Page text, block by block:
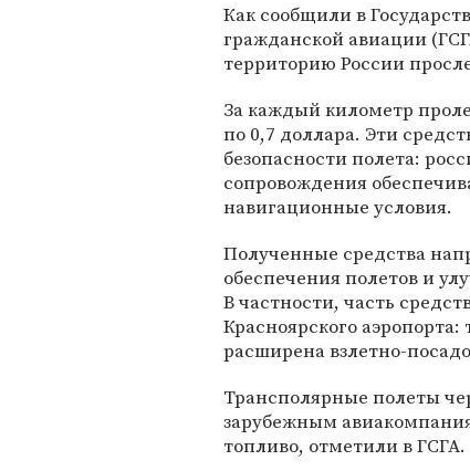
Как сообщили в
гражданской авиации
территорию России
За каждый километр
по 0,7 доллара. Эти
безопасности полета:
сопровождения
навигационные условия.
Полученные средства
обеспечения полетов и
В частности, часть
Красноярского
расширена взлетно-
Трансполярные полеты
зарубежным
топливо, отметили в ГСГА.